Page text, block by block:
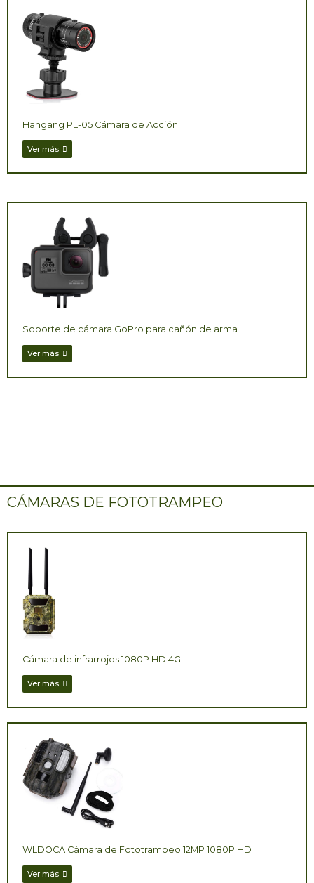
Hangang PL-05 Cámara de Acción
Ver más
Soporte de cámara GoPro para cañón de arma
Ver más
CÁMARAS DE FOTOTRAMPEO
Cámara de infrarrojos 1080P HD 4G
Ver más
WLDOCA Cámara de Fototrampeo 12MP 1080P HD
Ver más